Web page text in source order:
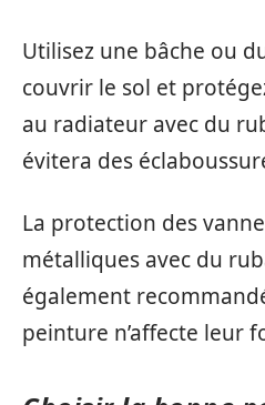
Utilisez une bâche ou
couvrir le sol et
au radiateur avec du
évitera des
La protection des
métalliques avec du
également
peinture n’affecte leur